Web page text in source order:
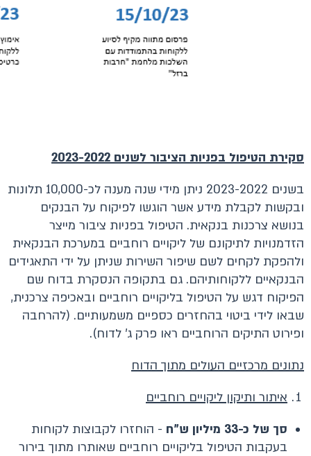
סקירת הטיפול בפניות הציבור לשנים 2023-2022
בשנים 2023-2022 ניתן מידי שנה מענה לכ-10,000 תלונות
ובקשות לקבלת מידע אשר הוגשו לפיקוח על הבנקים
בנושא צרכנות בנקאית. הטיפול בפניות ציבור מייצר
הזדמנויות לתיקונם של ליקויים רוחביים במערכת הבנקאית
ולהפקת לקחים לשם שיפור השירות שניתן על ידי התאגידים
הבנקאיים ללקוחותיהם. גם בתקופה הנסקרת בדוח שם
הפיקוח דגש על הטיפול בליקויים רוחביים ובאכיפה צרכנית,
שבאו לידי ביטוי בהחזרים כספיים משמעותיים. (להרחבה
ופירוט התיקים הרוחביים ראו פרק ג' לדוח).
נתונים מרכזיים העולים מתוך הדוח
איתור ותיקון ליקויים רוחביים
סך של כ-33 מיליון ש"ח
- הוחזרו לקבוצות לקוחות
בעקבות הטיפול בליקויים רוחביים שאותרו מתוך בירור